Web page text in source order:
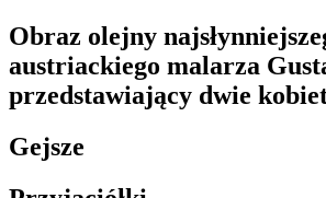
Obraz olejny
austriackiego malarza
przedstawiający dwie
Gejsze